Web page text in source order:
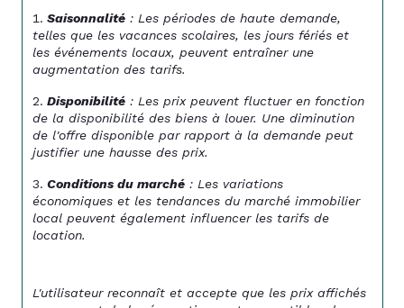
Saisonnalité : Les périodes de haute demande,
telles que les vacances scolaires, les jours fériés et
les événements locaux, peuvent entraîner une
augmentation des tarifs.
Disponibilité : Les prix peuvent fluctuer en fonction
de la disponibilité des biens à louer. Une diminution
de l'offre disponible par rapport à la demande peut
justifier une hausse des prix.
Conditions du marché : Les variations
économiques et les tendances du marché immobilier
local peuvent également influencer les tarifs de
location.
L'utilisateur reconnaît et accepte que les prix affichés